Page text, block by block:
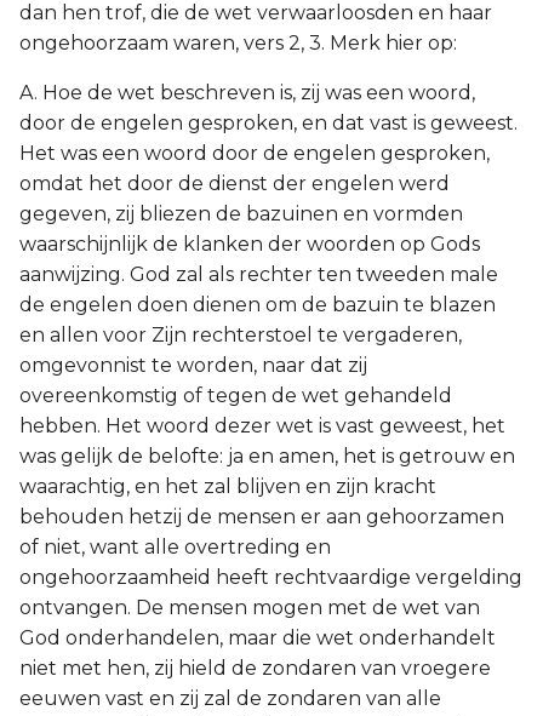
dan hen trof, die de wet verwaarloosden en haar
ongehoorzaam waren, vers 2, 3. Merk hier op:
A. Hoe de wet beschreven is, zij was een woord,
door de engelen gesproken, en dat vast is geweest.
Het was een woord door de engelen gesproken,
omdat het door de dienst der engelen werd
gegeven, zij bliezen de bazuinen en vormden
waarschijnlijk de klanken der woorden op Gods
aanwijzing. God zal als rechter ten tweeden male
de engelen doen dienen om de bazuin te blazen
en allen voor Zijn rechterstoel te vergaderen,
omgevonnist te worden, naar dat zij
overeenkomstig of tegen de wet gehandeld
hebben. Het woord dezer wet is vast geweest, het
was gelijk de belofte: ja en amen, het is getrouw en
waarachtig, en het zal blijven en zijn kracht
behouden hetzij de mensen er aan gehoorzamen
of niet, want alle overtreding en
ongehoorzaamheid heeft rechtvaardige vergelding
ontvangen. De mensen mogen met de wet van
God onderhandelen, maar die wet onderhandelt
niet met hen, zij hield de zondaren van vroegere
eeuwen vast en zij zal de zondaren van alle